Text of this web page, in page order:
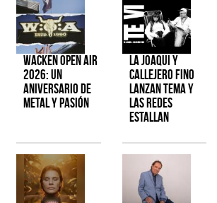
Wacken Open Air
2026: Un
aniversario de
metal y pasión
La Joaqui y
Callejero Fino
lanzan tema y
las redes
estallan